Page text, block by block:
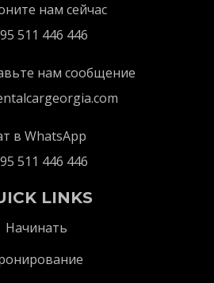
нам сейчас
511 446 446
нам сообщение
в WhatsApp
511 446 446
LINKS
Начинать